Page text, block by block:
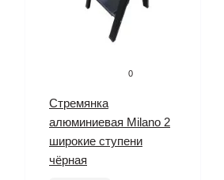
0
Стремянка
алюминиевая Milano 2
широкие ступени
чёрная